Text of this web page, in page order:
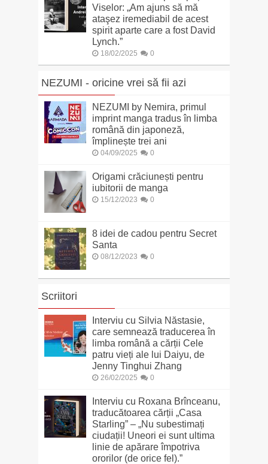
Viselor: „Am ajuns să mă
ataşez iremediabil de acest
spirit aparte care a fost David
Lynch.”
18/02/2025 0
NEZUMI - oricine vrei să fii azi
NEZUMI by Nemira, primul
imprint manga tradus în limba
română din japoneză,
împlinește trei ani
04/09/2025 0
Origami crăciunești pentru
iubitorii de manga
15/12/2023 0
8 idei de cadou pentru Secret
Santa
08/12/2023 0
Scriitori
Interviu cu Silvia Năstasie,
care semnează traducerea în
limba română a cărții Cele
patru vieți ale lui Daiyu, de
Jenny Tinghui Zhang
26/02/2025 0
Interviu cu Roxana Brînceanu,
traducătoarea cărții „Casa
Starling” – „Nu subestimați
ciudații! Uneori ei sunt ultima
linie de apărare împotriva
ororilor (de orice fel).”